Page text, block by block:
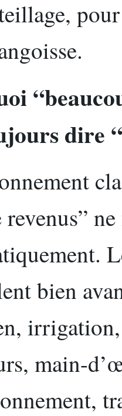
dire
bien
main-